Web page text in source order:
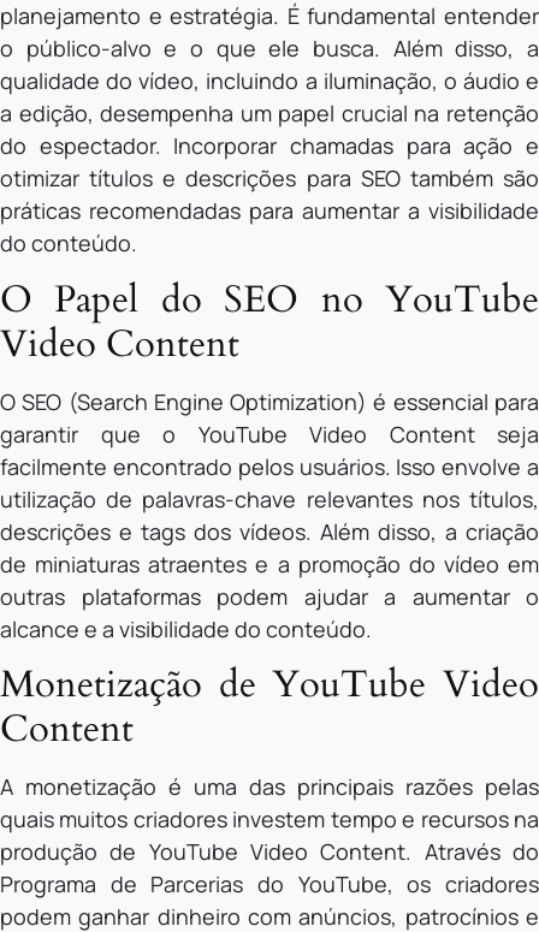
planejamento e estratégia. É fundamental entender
o público-alvo e o que ele busca. Além disso, a
qualidade do vídeo, incluindo a iluminação, o áudio e
a edição, desempenha um papel crucial na retenção
do espectador. Incorporar chamadas para ação e
otimizar títulos e descrições para SEO também são
práticas recomendadas para aumentar a visibilidade
do conteúdo.
O Papel do SEO no YouTube
Video Content
O SEO (Search Engine Optimization) é essencial para
garantir que o YouTube Video Content seja
facilmente encontrado pelos usuários. Isso envolve a
utilização de palavras-chave relevantes nos títulos,
descrições e tags dos vídeos. Além disso, a criação
de miniaturas atraentes e a promoção do vídeo em
outras plataformas podem ajudar a aumentar o
alcance e a visibilidade do conteúdo.
Monetização de YouTube Video
Content
A monetização é uma das principais razões pelas
quais muitos criadores investem tempo e recursos na
produção de YouTube Video Content. Através do
Programa de Parcerias do YouTube, os criadores
podem ganhar dinheiro com anúncios, patrocínios e